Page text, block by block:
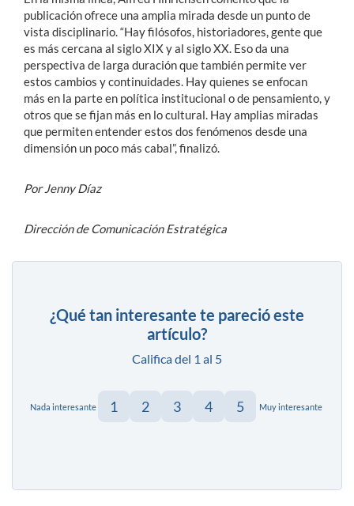
publicación ofrece una amplia mirada desde un punto de
vista disciplinario. “Hay filósofos, historiadores, gente que
es más cercana al siglo XIX y al siglo XX. Eso da una
perspectiva de larga duración que también permite ver
estos cambios y continuidades. Hay quienes se enfocan
más en la parte en política institucional o de pensamiento, y
otros que se fijan más en lo cultural. Hay amplias miradas
que permiten entender estos dos fenómenos desde una
dimensión un poco más cabal”, finalizó.
Por Jenny Díaz
Dirección de Comunicación Estratégica
¿Qué tan interesante te pareció este
artículo?
Califica del 1 al 5
Nada interesante 1 2 3 4 5 Muy interesante